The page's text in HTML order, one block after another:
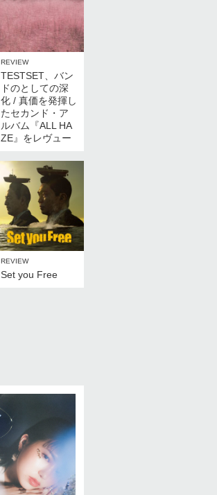
REVIEW
TESTSET、バン
ドのとしての深
化 / 真価を発揮し
たセカンド・ア
ルバム『ALL HA
ZE』をレヴュー
REVIEW
Set you Free